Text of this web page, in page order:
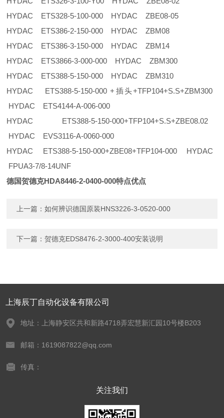
HYDAC ETS328-5-100-000 HYDAC ZBE08-05
HYDAC ETS386-2-150-000 HYDAC ZBM08
HYDAC ETS386-3-150-000 HYDAC ZBM14
HYDAC ETS3866-3-000-000 HYDAC ZBM300
HYDAC ETS388-5-150-000 HYDAC ZBM310
HYDAC ETS388-5-150-000 +插头+TFP104+S.S+ZBM300
HYDAC ETS4144-A-006-000
HYDAC ETS388-5-150-000+TFP104+S.S+ZBE08.02
HYDAC EVS3116-A-0060-000
HYDAC ETS388-5-150-000+ZBE08+TFP104-000 HYDAC
FPUA3-7/8-14UNF
德国贺德克HDA8446-2-0400-000特点优点
上一篇：如何辨识德国原装HNS3226-3-0520-000
下一篇：贺德克EDS8476-2-3000-400安装说明
上海辰丁自动化设备有限公司
地址：上海静安区共和新路4718弄宏慧新汇园10号楼B203
邮箱：1619087822@qq.com
传真：
关注我们